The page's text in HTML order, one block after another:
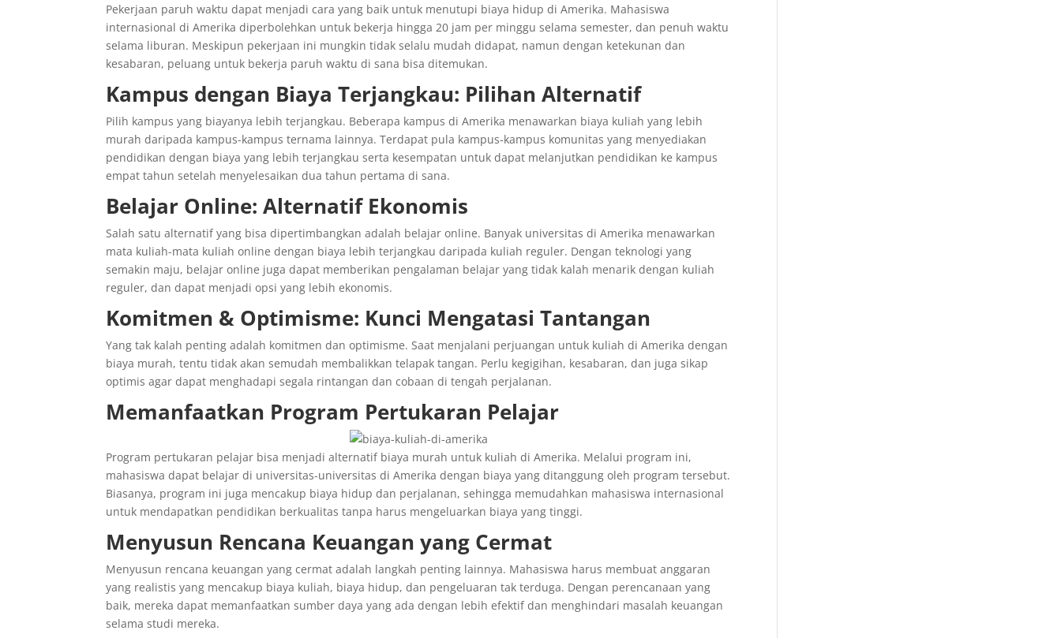
Pekerjaan paruh waktu dapat menjadi cara yang baik untuk menutupi biaya hidup di Amerika. Mahasiswa
internasional di Amerika diperbolehkan untuk bekerja hingga 20 jam per minggu selama semester, dan penuh waktu
selama liburan. Meskipun pekerjaan ini mungkin tidak selalu mudah didapat, namun dengan ketekunan dan
kesabaran, peluang untuk bekerja paruh waktu di sana bisa ditemukan.
Kampus dengan Biaya Terjangkau: Pilihan Alternatif
Pilih kampus yang biayanya lebih terjangkau. Beberapa kampus di Amerika menawarkan biaya kuliah yang lebih
murah daripada kampus-kampus ternama lainnya. Terdapat pula kampus-kampus komunitas yang menyediakan
pendidikan dengan biaya yang lebih terjangkau serta kesempatan untuk dapat melanjutkan pendidikan ke kampus
empat tahun setelah menyelesaikan dua tahun pertama di sana.
Belajar Online: Alternatif Ekonomis
Salah satu alternatif yang bisa dipertimbangkan adalah belajar online. Banyak universitas di Amerika menawarkan
mata kuliah-mata kuliah online dengan biaya lebih terjangkau daripada kuliah reguler. Dengan teknologi yang
semakin maju, belajar online juga dapat memberikan pengalaman belajar yang tidak kalah menarik dengan kuliah
reguler, dan dapat menjadi opsi yang lebih ekonomis.
Komitmen & Optimisme: Kunci Mengatasi Tantangan
Yang tak kalah penting adalah komitmen dan optimisme. Saat menjalani perjuangan untuk kuliah di Amerika dengan
biaya murah, tentu tidak akan semudah membalikkan telapak tangan. Perlu kegigihan, kesabaran, dan juga sikap
optimis agar dapat menghadapi segala rintangan dan cobaan di tengah perjalanan.
Memanfaatkan Program Pertukaran Pelajar
Program pertukaran pelajar bisa menjadi alternatif biaya murah untuk kuliah di Amerika. Melalui program ini,
mahasiswa dapat belajar di universitas-universitas di Amerika dengan biaya yang ditanggung oleh program tersebut.
Biasanya, program ini juga mencakup biaya hidup dan perjalanan, sehingga memudahkan mahasiswa internasional
untuk mendapatkan pendidikan berkualitas tanpa harus mengeluarkan biaya yang tinggi.
Menyusun Rencana Keuangan yang Cermat
Menyusun rencana keuangan yang cermat adalah langkah penting lainnya. Mahasiswa harus membuat anggaran
yang realistis yang mencakup biaya kuliah, biaya hidup, dan pengeluaran tak terduga. Dengan perencanaan yang
baik, mereka dapat memanfaatkan sumber daya yang ada dengan lebih efektif dan menghindari masalah keuangan
selama studi mereka.